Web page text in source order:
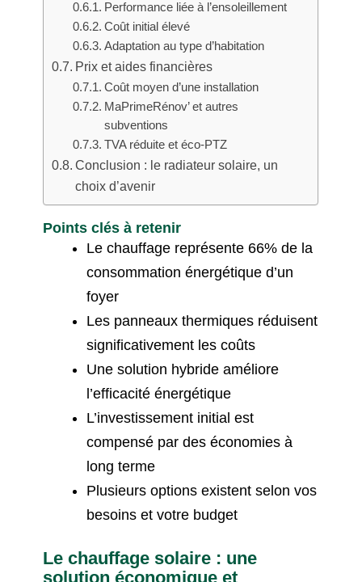
Performance liée à l’ensoleillement
Coût initial élevé
Adaptation au type d’habitation
Prix et aides financières
Coût moyen d’une installation
MaPrimeRénov’ et autres
subventions
TVA réduite et éco-PTZ
Conclusion : le radiateur solaire, un
choix d’avenir
Points clés à retenir
Le chauffage représente 66% de la
consommation énergétique d’un
foyer
Les panneaux thermiques réduisent
significativement les coûts
Une solution hybride améliore
l’efficacité énergétique
L’investissement initial est
compensé par des économies à
long terme
Plusieurs options existent selon vos
besoins et votre budget
Le chauffage solaire : une
solution économique et